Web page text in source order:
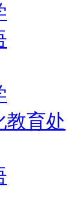
教育处